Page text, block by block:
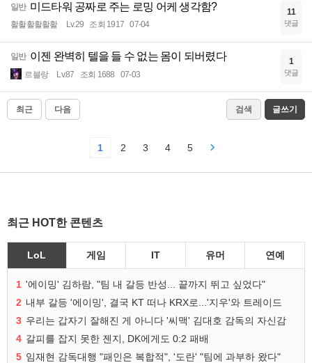
일반 미드타워 공짜로 주는 로밍 어케 생각함?
활활활활활활 Lv.29 조회 1917 07-04
11
댓글
일반 이젠 완벽히 텔을 들 수 없는 몸이 되버렸다
르블랑 Lv.87 조회 1688 07-03
1
댓글
최근 다음 검색 글쓰기
1 2 3 4 5
최근 HOT한 콘텐츠
LoL 게임 IT 유머 연예
1 '에이밍' 김하람, "팀 내 갈등 반성... 끝까지 뛰고 싶었다"
2 내부 갈등 '에이밍', 결국 KT 떠나 KRX로...'지우'와 트레이드
3 우리는 갑자기 잘해진 게 아니다 '씨맥' 김대호 감독의 자신감
4 갈피를 잡지 못한 젠지, DK에게도 0:2 패배
5 임재현 감독대행 "패인은 복합적", '도란' "팀에 과부하 왔다"